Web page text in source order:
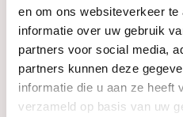
en om ons websiteverkeer
informatie over uw gebruik
partners voor social media,
partners kunnen deze
informatie die u aan ze heeft
verzameld op basis van uw
Jewellery
Wedding rings
PRE-OWNED